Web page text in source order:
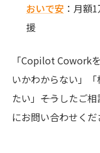
おいで安 ：月額
援
「Copilot Cowork
いかわからない」
たい」――そうしたご
にお問い合わせくだ